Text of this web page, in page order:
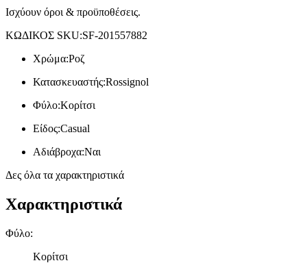
Ισχύουν όροι & προϋποθέσεις.
ΚΩΔΙΚΟΣ SKU:SF-201557882
Χρώμα:Ροζ
Κατασκευαστής:Rossignol
Φύλο:Κορίτσι
Είδος:Casual
Αδιάβροχα:Ναι
Δες όλα τα χαρακτηριστικά
Χαρακτηριστικά
Φύλο:
Κορίτσι